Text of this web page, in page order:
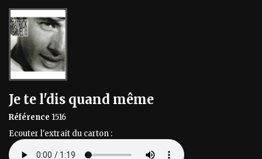
Je te l'dis quand même
Référence 1516
Ecouter l'extrait du carton :